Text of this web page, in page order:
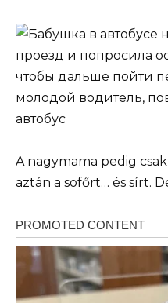
A nagymama pedig
aztán a sofőrt… és sírt.